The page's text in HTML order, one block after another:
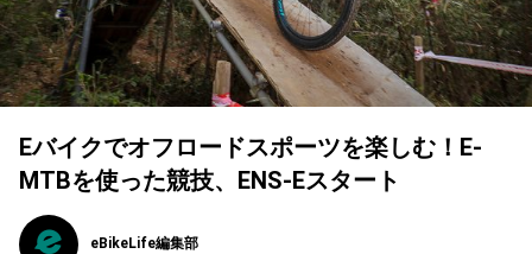
Eバイクでオフロードスポーツを楽しむ！E-
MTBを使った競技、ENS-Eスタート
eBikeLife編集部